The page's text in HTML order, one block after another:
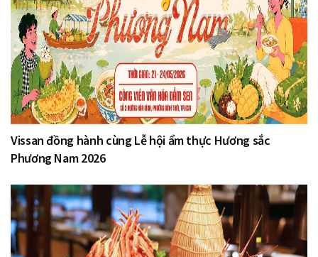
Vissan đồng hành cùng Lễ hội ẩm thực Hương sắc
Phương Nam 2026